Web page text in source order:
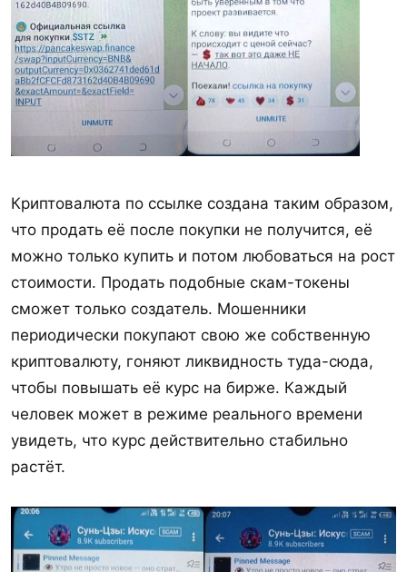
Криптовалюта по ссылке создана таким образом,
что продать её после покупки не получится, её
можно только купить и потом любоваться на рост
стоимости. Продать подобные скам-токены
сможет только создатель. Мошенники
периодически покупают свою же собственную
криптовалюту, гоняют ликвидность туда-сюда,
чтобы повышать её курс на бирже. Каждый
человек может в режиме реального времени
увидеть, что курс действительно стабильно
растёт.